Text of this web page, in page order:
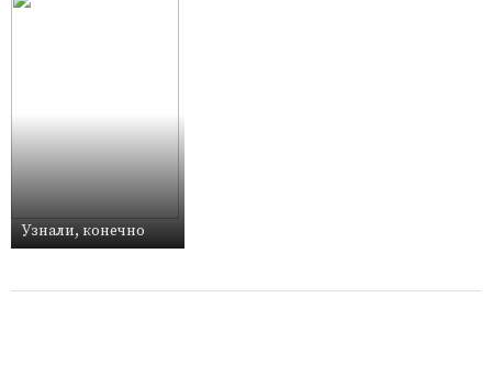
Узнали, конечно